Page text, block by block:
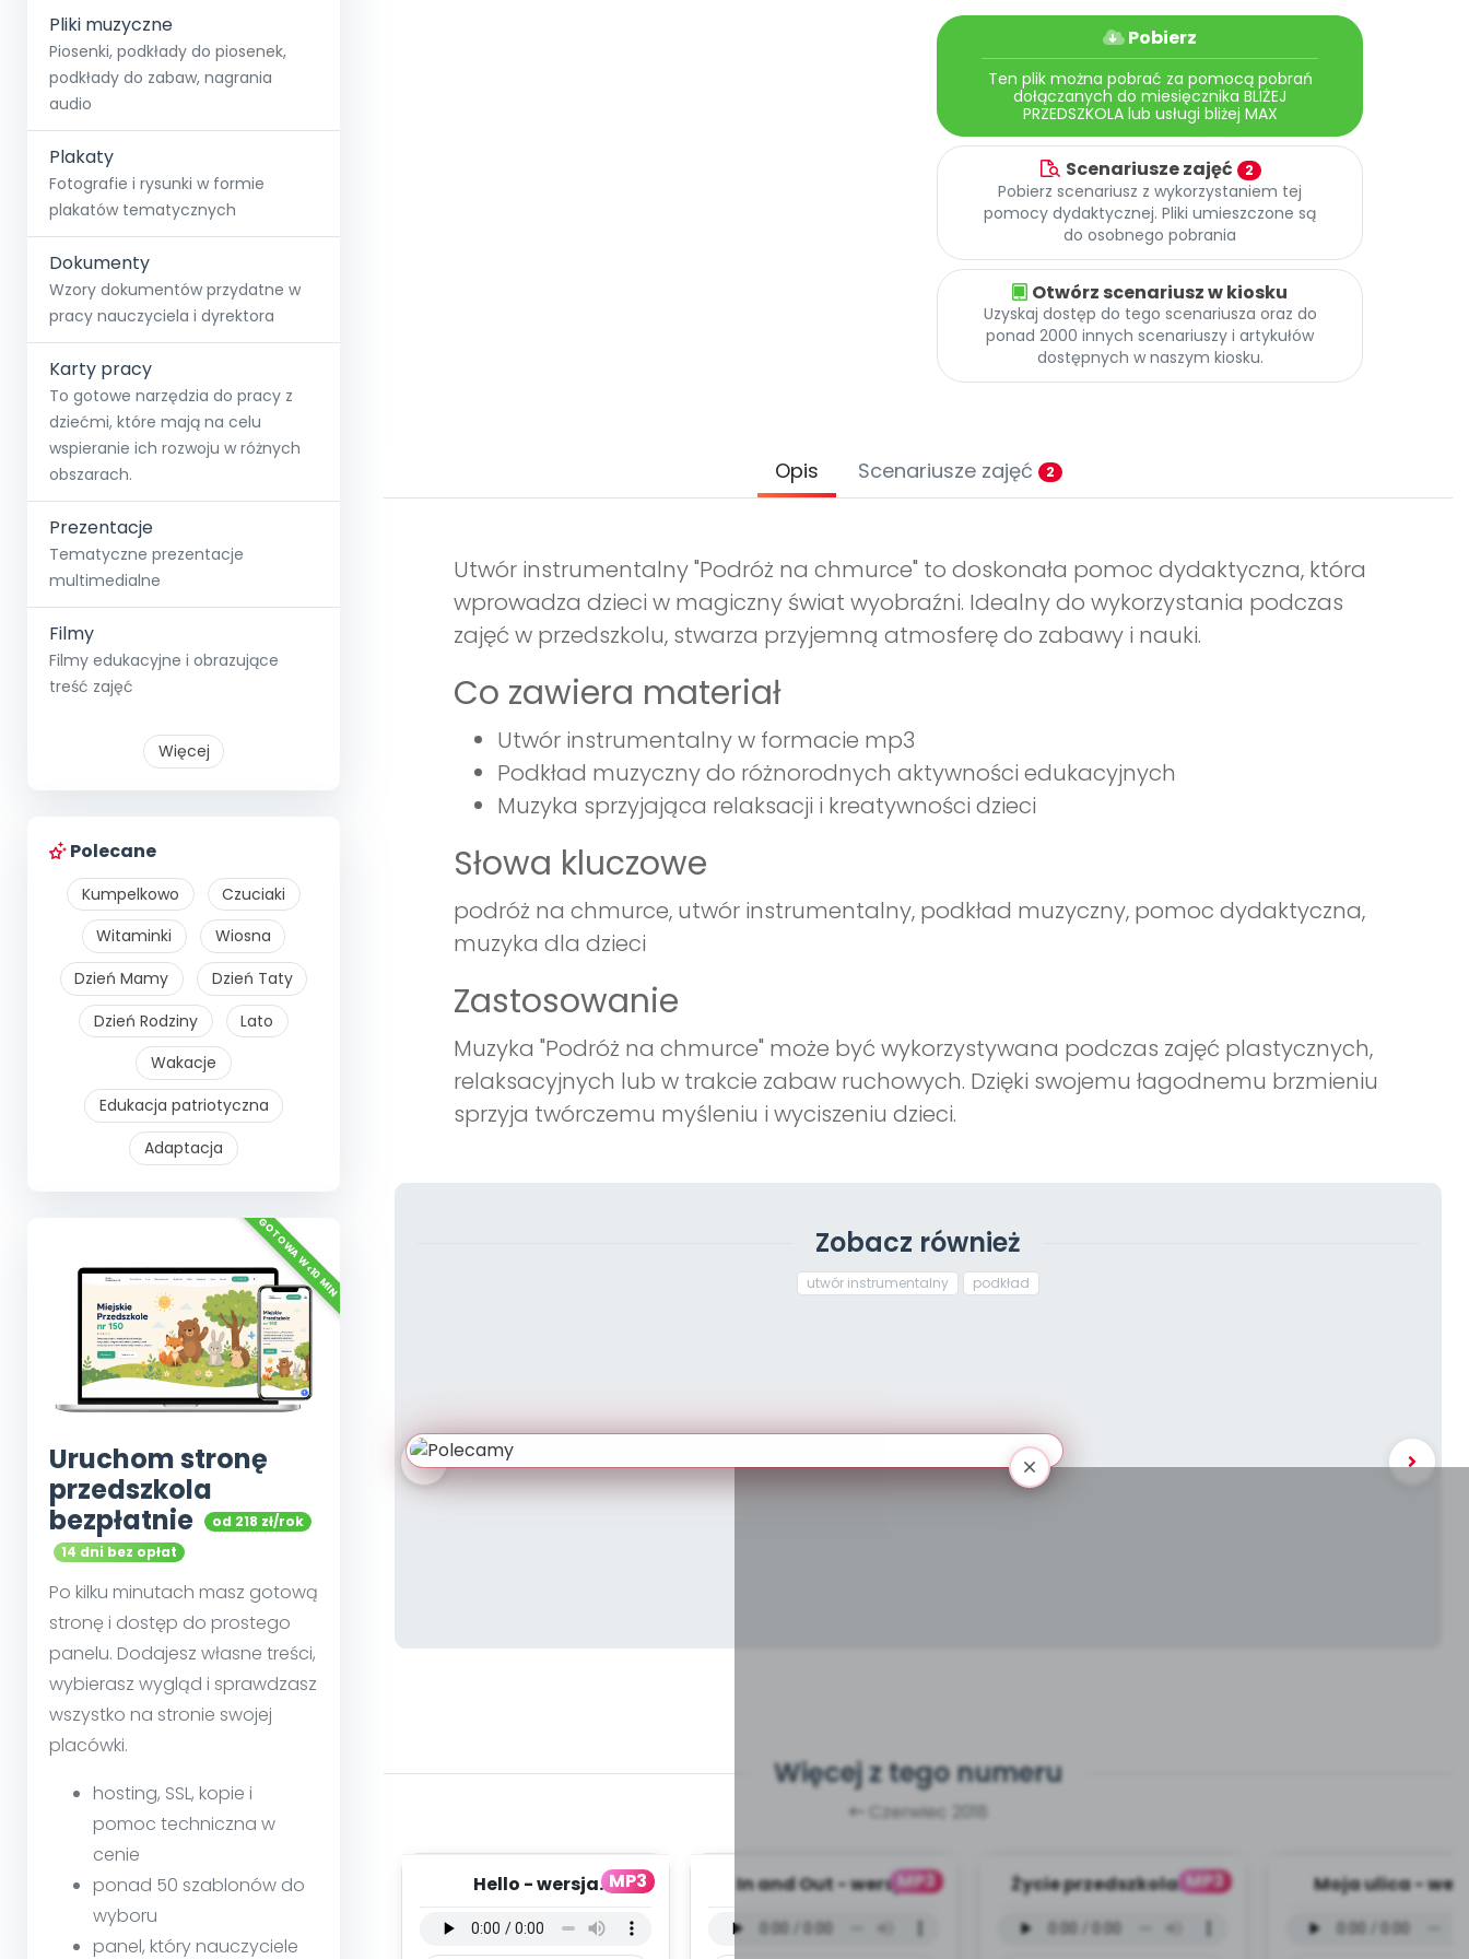
Pliki muzyczne
Piosenki, podkłady do piosenek,
podkłady do zabaw, nagrania
audio
Plakaty
Fotografie i rysunki w formie
plakatów tematycznych
Dokumenty
Wzory dokumentów przydatne w
pracy nauczyciela i dyrektora
Karty pracy
To gotowe narzędzia do pracy z
dziećmi, które mają na celu
wspieranie ich rozwoju w różnych
obszarach.
Prezentacje
Tematyczne prezentacje
multimedialne
Filmy
Filmy edukacyjne i obrazujące
treść zajęć
Więcej
Polecane
Kumpelkowo
Czuciaki
Witaminki
Wiosna
Dzień Mamy
Dzień Taty
Dzień Rodziny
Lato
Wakacje
Edukacja patriotyczna
Adaptacja
Uruchom stronę
przedszkola
bezpłatnie
od 218 zł/rok
14 dni bez opłat
Po kilku minutach masz gotową
stronę i dostęp do prostego
panelu. Dodajesz własne treści,
wybierasz wygląd i sprawdzasz
wszystko na stronie swojej
placówki.
hosting, SSL, kopie i
pomoc techniczna w
cenie
ponad 50 szablonów do
wyboru
panel, który nauczyciele
Pobierz
Ten plik można pobrać za pomocą pobrań
dołączanych do miesięcznika BLIŻEJ
PRZEDSZKOLA lub usługi bliżej MAX
Scenariusze zajęć 2
Pobierz scenariusz z wykorzystaniem tej
pomocy dydaktycznej. Pliki umieszczone są
do osobnego pobrania
Otwórz scenariusz w kiosku
Uzyskaj dostęp do tego scenariusza oraz do
ponad 2000 innych scenariuszy i artykułów
dostępnych w naszym kiosku.
Opis Scenariusze zajęć 2
Utwór instrumentalny "Podróż na chmurce" to doskonała pomoc dydaktyczna, która
wprowadza dzieci w magiczny świat wyobraźni. Idealny do wykorzystania podczas
zajęć w przedszkolu, stwarza przyjemną atmosferę do zabawy i nauki.
Co zawiera materiał
Utwór instrumentalny w formacie mp3
Podkład muzyczny do różnorodnych aktywności edukacyjnych
Muzyka sprzyjająca relaksacji i kreatywności dzieci
Słowa kluczowe
podróż na chmurce, utwór instrumentalny, podkład muzyczny, pomoc dydaktyczna,
muzyka dla dzieci
Zastosowanie
Muzyka "Podróż na chmurce" może być wykorzystywana podczas zajęć plastycznych,
relaksacyjnych lub w trakcie zabaw ruchowych. Dzięki swojemu łagodnemu brzmieniu
sprzyja twórczemu myśleniu i wyciszeniu dzieci.
Zobacz również
utwór instrumentalny podkład
Więcej z tego numeru
Czerwiec 2018
MP3
Hello - wersja
mp3)
MP3
In and Out - wersja
mp3)
MP3
Życie przedszkolaka -
(PD, mp3)
Moja ulica -
mp3)